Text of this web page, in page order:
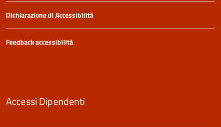
Dichiarazione di Accessibilità
Feedback accessibilità
Accessi Dipendenti